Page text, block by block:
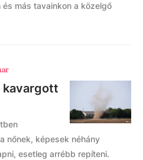
más tavainkon a közelgő
kavargott
nőnek, képesek néhány
esetleg arrébb repíteni.